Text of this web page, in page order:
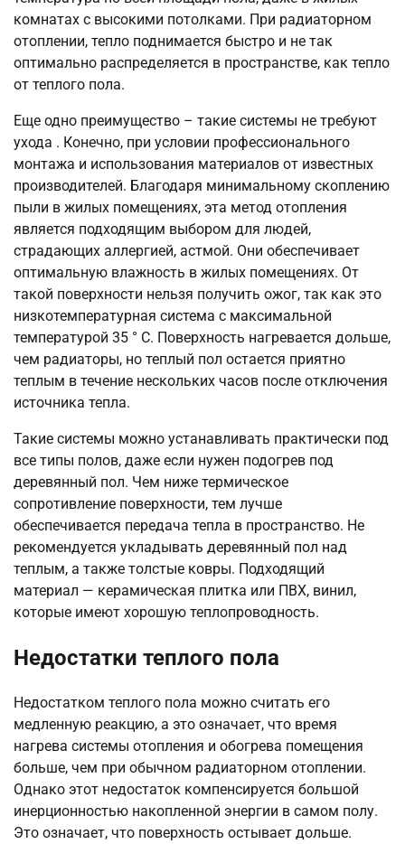
комнатах с высокими потолками. При радиаторном
отоплении, тепло поднимается быстро и не так
оптимально распределяется в пространстве, как тепло
от теплого пола.
Еще одно преимущество – такие системы не требуют
ухода . Конечно, при условии профессионального
монтажа и использования материалов от известных
производителей. Благодаря минимальному скоплению
пыли в жилых помещениях, эта метод отопления
является подходящим выбором для людей,
страдающих аллергией, астмой. Они обеспечивает
оптимальную влажность в жилых помещениях. От
такой поверхности нельзя получить ожог, так как это
низкотемпературная система с максимальной
температурой 35 ° C. Поверхность нагревается дольше,
чем радиаторы, но теплый пол остается приятно
теплым в течение нескольких часов после отключения
источника тепла.
Такие системы можно устанавливать практически под
все типы полов, даже если нужен подогрев под
деревянный пол. Чем ниже термическое
сопротивление поверхности, тем лучше
обеспечивается передача тепла в пространство. Не
рекомендуется укладывать деревянный пол над
теплым, а также толстые ковры. Подходящий
материал — керамическая плитка или ПВХ, винил,
которые имеют хорошую теплопроводность.
Недостатки теплого пола
Недостатком теплого пола можно считать его
медленную реакцию, а это означает, что время
нагрева системы отопления и обогрева помещения
больше, чем при обычном радиаторном отоплении.
Однако этот недостаток компенсируется большой
инерционностью накопленной энергии в самом полу.
Это означает, что поверхность остывает дольше.